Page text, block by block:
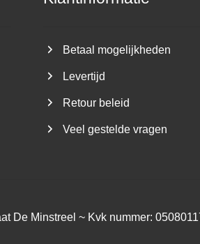
Betaal mogelijkheden
Levertijd
Retour beleid
Veel gestelde vragen
De Minstreel ~ Kvk nummer: